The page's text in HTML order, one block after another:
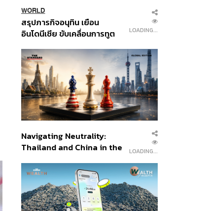
WORLD
สรุปภารกิจอนุทิน เยือน
อินโดนีเซีย ขับเคลื่อนการทูต
ส่วนยุทธศาสตร์ไทย –
อินโดนีเซีย
LOADING...
Navigating Neutrality:
Thailand and China in the
Order
LOADING...